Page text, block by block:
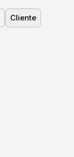
Cliente